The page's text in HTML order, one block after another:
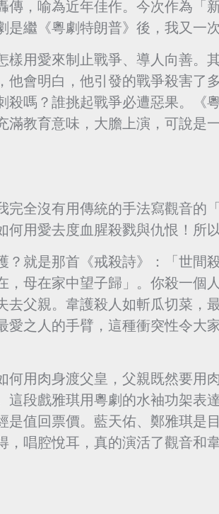
傳，喻為近年佳作。今次作為「
是繼《粵劇特朗普》後，我又一
樣用愛來制止戰爭、導人向善。
他會明白，他引發的戰爭殺害了
殺嗎？誰挑起戰爭必遭惡果。《
滿教育意味，大膽上演，可說是
完全沒有用傳統的手法寫觀音的
何用愛去度血腥殺戮與仇恨！所
？就是那首《戒殺詩》：「世間
，母在家中望子歸」。你殺一個
去父親。韋護殺人如斬瓜切菜，
愛之人的手臂，這種衝突性令大
何用肉身渡父皇，父親既然要用
這段戲雅琪用粵劇的水袖功架表
是值回票價。藍天佑、鄭雅琪是
，唱腔悅耳，真的演活了觀音和